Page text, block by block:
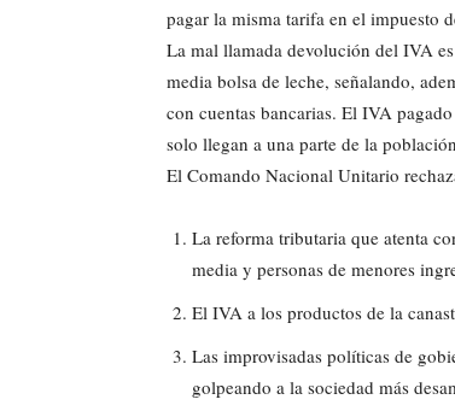
pagar la misma tarifa en el impuesto
La mal llamada devolución del IVA
media bolsa de leche, señalando,
con cuentas bancarias. El IVA
solo llegan a una parte de la
El Comando Nacional Unitario
La reforma tributaria que atenta
media y personas de menores
El IVA a los productos de la
Las improvisadas políticas de
golpeando a la sociedad más